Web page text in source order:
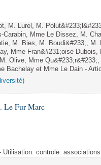
M. Lurel, M.
Carabin, Mme Le Dissez, M.
M. Bies, M. Boudi&#233;,
Mme Fran&#231;oise
Olive, Mme
Bachelay et Mme Le Dain -
Le Fur Marc
controle.